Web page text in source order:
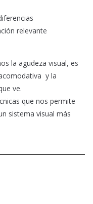
relevante
la agudeza visual, es
y la
ve.
que nos permite
sistema visual más